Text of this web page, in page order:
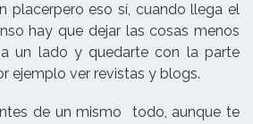
placerpero eso sí, cuando llega el
hay que dejar las cosas menos
un lado y quedarte con la parte
ejemplo ver revistas y blogs.
de un mismo todo, aunque te